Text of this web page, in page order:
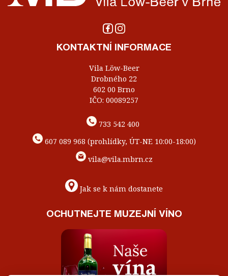
KONTAKTNÍ INFORMACE
Vila Löw-Beer
Drobného 22
602 00 Brno
IČO: 00089257
733 542 400
607 089 968 (prohlídky, ÚT-NE 10:00-18:00)
vila@vila.mbrn.cz
Jak se k nám dostanete
OCHUTNEJTE MUZEJNÍ VÍNO